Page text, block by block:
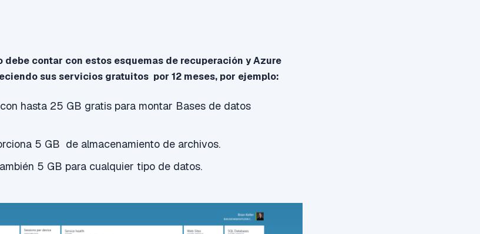
debe contar con estos esquemas de recuperación y Azure
sus servicios gratuitos por 12 meses, por ejemplo:
hasta 25 GB gratis para montar Bases de datos
5 GB dealmacenamiento de archivos.
5 GB para cualquier tipo de datos.